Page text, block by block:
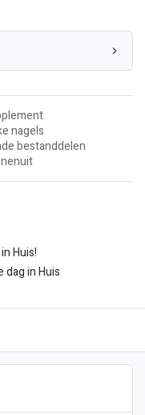
nagels
bestanddelen
Huis!
dag in Huis